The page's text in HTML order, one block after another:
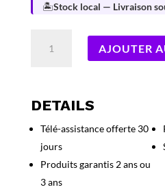
🏝️Stock local — Livraison
14
14
FHD
Intel
C5-
AJOUTER
DETAILS
Télé-assistance offerte 30
jours
Produits garantis 2 ans ou
3 ans